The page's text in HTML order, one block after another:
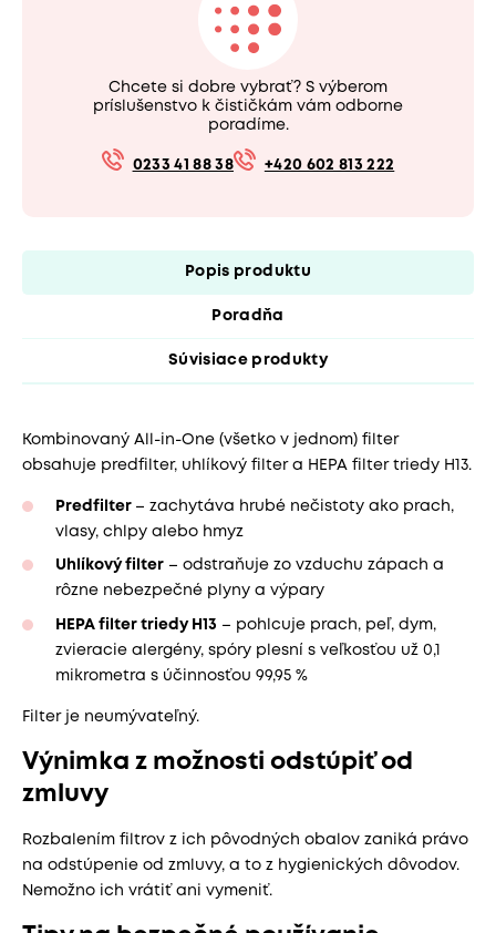
Chcete si dobre vybrať? S výberom
príslušenstvo k čističkám vám odborne
poradíme.
0233 41 88 38 +420 602 813 222
Popis produktu
Poradňa
Súvisiace produkty
Kombinovaný All-in-One (všetko v jednom) filter
obsahuje predfilter, uhlíkový filter a HEPA filter triedy H13.
Predfilter – zachytáva hrubé nečistoty ako prach,
vlasy, chlpy alebo hmyz
Uhlíkový filter – odstraňuje zo vzduchu zápach a
rôzne nebezpečné plyny a výpary
HEPA filter triedy H13 – pohlcuje prach, peľ, dym,
zvieracie alergény, spóry plesní s veľkosťou už 0,1
mikrometra s účinnosťou 99,95 %
Filter je neumývateľný.
Výnimka z možnosti odstúpiť od
zmluvy
Rozbalením filtrov z ich pôvodných obalov zaniká právo
na odstúpenie od zmluvy, a to z hygienických dôvodov.
Nemožno ich vrátiť ani vymeniť.